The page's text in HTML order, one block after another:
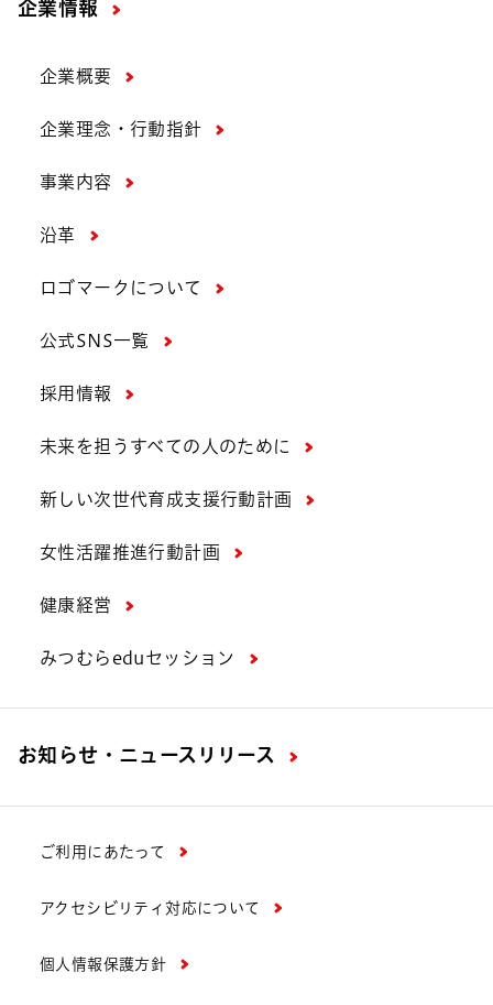
企業情報
企業概要
企業理念・行動指針
事業内容
沿革
ロゴマークについて
公式SNS一覧
採用情報
未来を担うすべての人のために
新しい次世代育成支援行動計画
女性活躍推進行動計画
健康経営
みつむらeduセッション
お知らせ・ニュースリリース
ご利用にあたって
アクセシビリティ対応について
個人情報保護方針